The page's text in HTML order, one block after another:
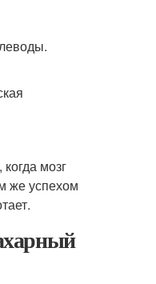
мозг
же успехом